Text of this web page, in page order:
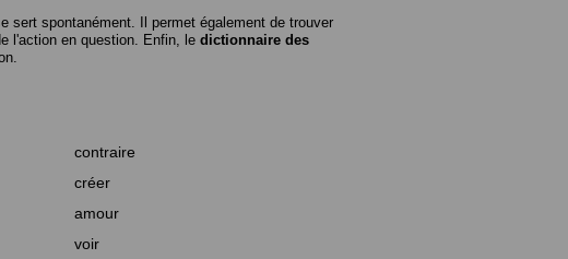
sert spontanément. Il permet également de trouver
l'action en question. Enfin, le dictionnaire des
contraire
créer
amour
voir